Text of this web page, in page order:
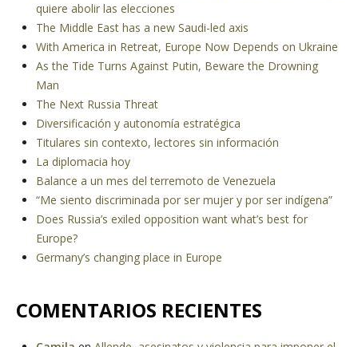
quiere abolir las elecciones
The Middle East has a new Saudi-led axis
With America in Retreat, Europe Now Depends on Ukraine
As the Tide Turns Against Putin, Beware the Drowning
Man
The Next Russia Threat
Diversificación y autonomía estratégica
Titulares sin contexto, lectores sin información
La diplomacia hoy
Balance a un mes del terremoto de Venezuela
“Me siento discriminada por ser mujer y por ser indígena”
Does Russia’s exiled opposition want what’s best for
Europe?
Germany’s changing place in Europe
COMENTARIOS RECIENTES